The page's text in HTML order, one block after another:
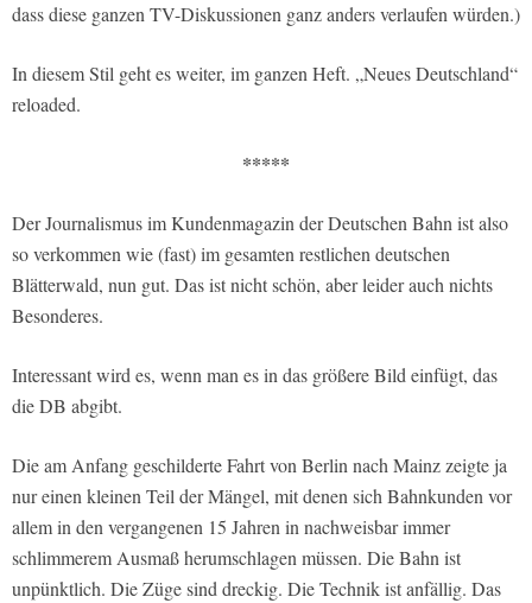
dass diese ganzen TV-Diskussionen ganz anders verlaufen würden.)
In diesem Stil geht es weiter, im ganzen Heft. „Neues Deutschland“
reloaded.
*****
Der Journalismus im Kundenmagazin der Deutschen Bahn ist also
so verkommen wie (fast) im gesamten restlichen deutschen
Blätterwald, nun gut. Das ist nicht schön, aber leider auch nichts
Besonderes.
Interessant wird es, wenn man es in das größere Bild einfügt, das
die DB abgibt.
Die am Anfang geschilderte Fahrt von Berlin nach Mainz zeigte ja
nur einen kleinen Teil der Mängel, mit denen sich Bahnkunden vor
allem in den vergangenen 15 Jahren in nachweisbar immer
schlimmerem Ausmaß herumschlagen müssen. Die Bahn ist
unpünktlich. Die Züge sind dreckig. Die Technik ist anfällig. Das